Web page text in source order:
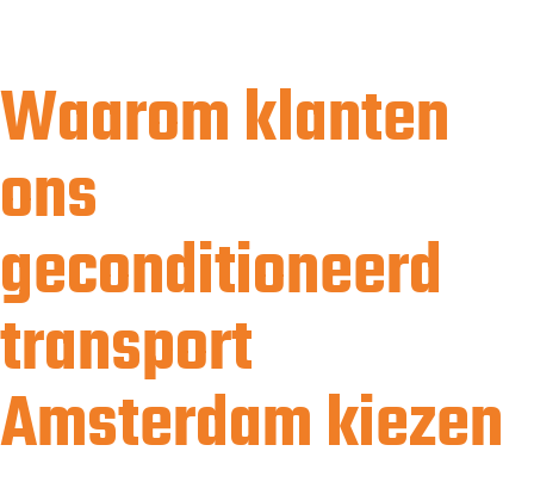
Waarom klanten
ons
geconditioneerd
transport
Amsterdam kiezen